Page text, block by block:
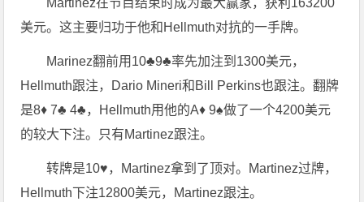
Martinez在节目结束时成为最大赢家，获利163200
美元。这主要归功于他和Hellmuth对抗的一手牌。
Marinez翻前用10♣9♣率先加注到1300美元，
Hellmuth跟注，Dario Mineri和Bill Perkins也跟注。翻牌
是8♦ 7♣ 4♣，Hellmuth用他的A♦ 9♠做了一个4200美元
的较大下注。只有Martinez跟注。
转牌是10♥，Martinez拿到了顶对。Martinez过牌，
Hellmuth下注12800美元，Martinez跟注。